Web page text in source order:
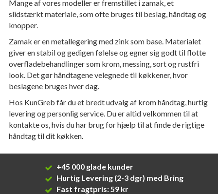
Mange af vores modeller er fremstillet i zamak, et
slidstærkt materiale, som ofte bruges til beslag, håndtag og
knopper.
Zamak er en metallegering med zink som base. Materialet
giver en stabil og gedigen følelse og egner sig godt til flotte
overfladebehandlinger som krom, messing, sort og rustfri
look. Det gør håndtagene velegnede til køkkener, hvor
beslagene bruges hver dag.
Hos KunGreb får du et bredt udvalg af krom håndtag, hurtig
levering og personlig service. Du er altid velkommen til at
kontakte os, hvis du har brug for hjælp til at finde de rigtige
håndtag til dit køkken.
+45 000 glade kunder
Hurtig Levering (2-3 dgr) med Bring
Fast fragtpris: 59 kr